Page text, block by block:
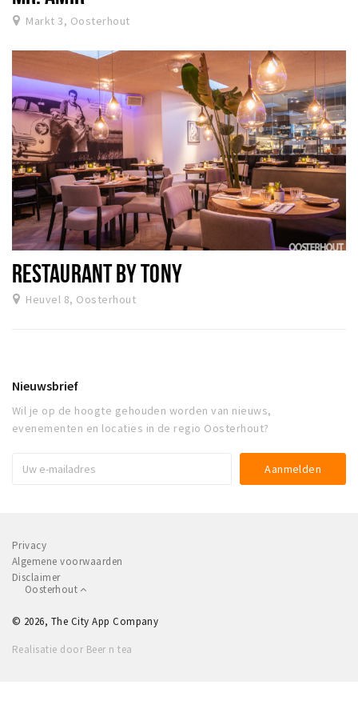
Markt 3, Oosterhout
RESTAURANT BY TONY
Heuvel 8, Oosterhout
Nieuwsbrief
Wil je op de hoogte gehouden worden van nieuws,
evenementen en locaties in de regio Oosterhout?
Privacy
Algemene voorwaarden
Disclaimer
Oosterhout
© 2026, The City App Company
Realisatie door Beer n tea